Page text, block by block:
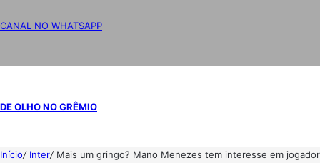
CANAL NO WHATSAPP
DE OLHO NO GRÊMIO
Início/ Inter/ Mais um gringo? Mano Menezes tem interesse em jogador